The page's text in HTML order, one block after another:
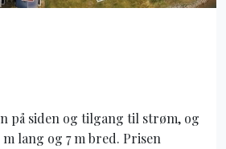
på siden og tilgang til strøm, og
m lang og 7 m bred. Prisen